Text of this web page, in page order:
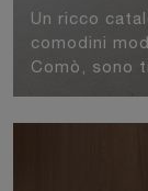
Un ricco
comodini
Comò, sono